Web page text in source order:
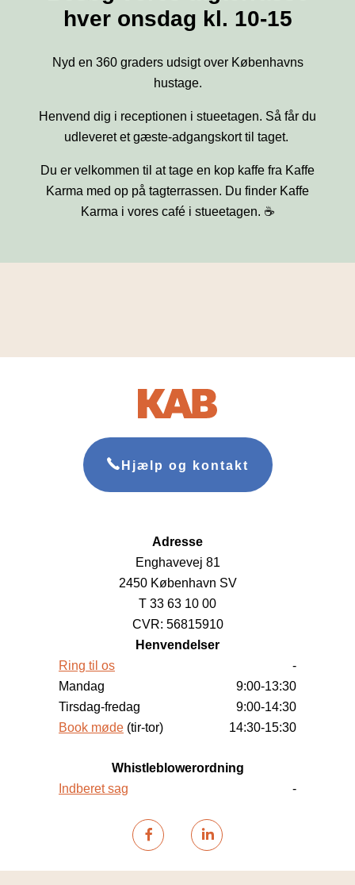
hver onsdag kl. 10-15
Nyd en 360 graders udsigt over Københavns
hustage.
Henvend dig i receptionen i stueetagen. Så får du
udleveret et gæste-adgangskort til taget.
Du er velkommen til at tage en kop kaffe fra Kaffe
Karma med op på tagterrassen. Du finder Kaffe
Karma i vores café i stueetagen. ☕
Hjælp og kontakt
Adresse
Enghavevej 81
2450 København SV
T 33 63 10 00
CVR: 56815910
Henvendelser
Ring til os
-
Mandag
9:00-13:30
Tirsdag-fredag
9:00-14:30
Book møde (tir-tor) 14:30-15:30
Whistleblowerordning
Indberet sag
-